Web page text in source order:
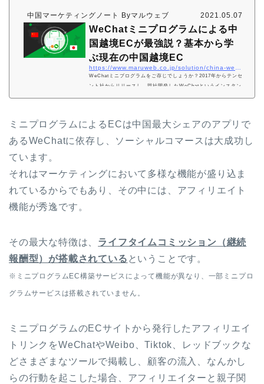
中国マーケティングノート Byマルウェブ 2021.05.07
WeChatミニプログラムによる中
国越境ECが最強説？基本から学
ぶ現在の中国越境EC
https://www.maruweb.co.jp/solution/china-webmarketing/media/wechatミニプログラムによる中国越境ecが最強？ミニプ.html
WeChatミニプログラムをご存じでしょうか？2017年からテンセ
ント社からリリースし、同社開発したWeChatというインスタン
どういうものか、なぜ中国の企業はモールではなくミニプログラ
ムに活路を見出そうとしているか、日本の企業はこれを中国越境
ECで利用する場合どこまで価値があるか、などなどさまざまな
ミニプログラムによるECは中国最大シェアのアプリで
あるWeChatに依存し、ソーシャルコマースは大成功し
ています。
それはマーケティングにおいて多様な機能が盛り込ま
れているからでもあり、その中には、アフィリエイト
機能が秀逸です。
その最大な特徴は、 ライフタイムコミッション（継続
報酬型）が搭載されている ということです。
※ミニプログラムEC構築サービスによって機能が異なり、一部ミニプロ
グラムサービスは搭載されていません。
ミニプログラムのECサイトから発行したアフィリエイ
トリンクをWeChatやWeibo、Tiktok、レッドブックな
どさまざまなツールで掲載し、顧客の流入、なんかし
らの行動を起こした場合、アフィリエイターと親子関